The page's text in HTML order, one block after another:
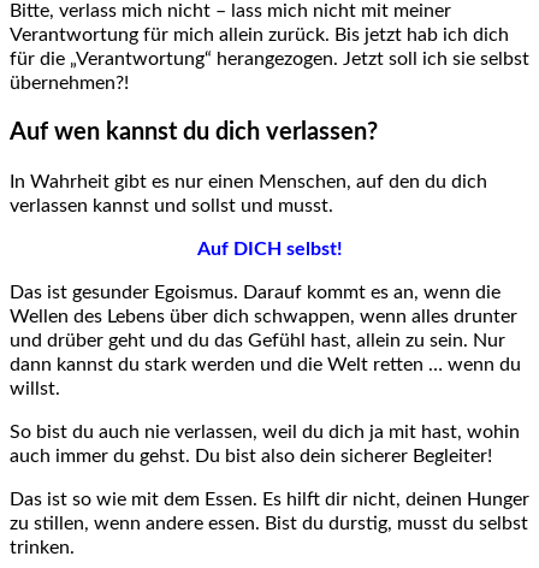
Bitte, verlass mich nicht – lass mich nicht mit meiner
Verantwortung für mich allein zurück. Bis jetzt hab ich dich
für die „Verantwortung“ herangezogen. Jetzt soll ich sie selbst
übernehmen?!
Auf wen kannst du dich verlassen?
In Wahrheit gibt es nur einen Menschen, auf den du dich
verlassen kannst und sollst und musst.
Auf DICH selbst!
Das ist gesunder Egoismus. Darauf kommt es an, wenn die
Wellen des Lebens über dich schwappen, wenn alles drunter
und drüber geht und du das Gefühl hast, allein zu sein. Nur
dann kannst du stark werden und die Welt retten … wenn du
willst.
So bist du auch nie verlassen, weil du dich ja mit hast, wohin
auch immer du gehst. Du bist also dein sicherer Begleiter!
Das ist so wie mit dem Essen. Es hilft dir nicht, deinen Hunger
zu stillen, wenn andere essen. Bist du durstig, musst du selbst
trinken.